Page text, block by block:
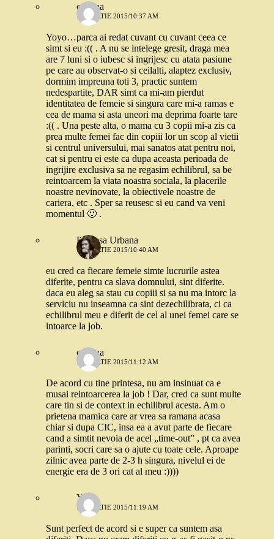
cristina
13 MARTIE 2015/10:37 AM
Yoyo…parca ai redat cuvant cu cuvant ceea ce
simt si eu :(( . A nu se intelege gresit, draga mea
are 7 luni si o iubesc si ingrijesc cu atata pasiune
pe care au observat-o si ceilalti, alaptez exclusiv,
dormim impreuna toti 3, practic suntem
nedespartite, DAR simt ca mi-am pierdut
identitatea de femeie si singura care mi-a ramas e
cea de mama si asta uneori ma deprima foarte tare
:(( . Una peste alta, o mama cu 3 copii mi-a zis ca
prea multe femei fac din copiii lor un scop al vietii
si centrul universului, mai sanatos atat pentru noi,
cat si pentru ei este ca dupa aceasta perioada de
ingrijire exclusiva sa ne regasim echilibrul, sa be
reintoarcem la viata noastra sociala, la placerile
noastre nevinovate, la obiectivele noastre de
cariera, etc . Sper sa reusesc si eu cand va veni
momentul 🙂 .
Printesa Urbana
13 MARTIE 2015/10:40 AM
eu cred ca fiecare femeie simte lucrurile astea
diferite, pentru ca slava domnului, sint diferite.
daca eu aleg sa stau cu copiii si sa nu ma intorc la
serviciu nu inseamna ca sint dezechilibrata, ci ca
echilibrul meu e diferit de cel al unei femei care se
intoarce la job.
cristina
13 MARTIE 2015/11:12 AM
De acord cu tine printesa, nu am insinuat ca e
musai reintoarcerea la job ! Dar, cred ca sunt multe
care tin si de context in echilibrul acesta. Am o
prietena mamica care ar vrea sa ramana acasa
chiar si dupa CIC, insa ea a avut parte de fiecare
cand a simtit nevoia de acel „time-out” , pt ca avea
parinti, socri care sa o ajute cu toate cele. Aproape
zilnic avea parte de 2-3 h singura, nivelul ei de
energie era de 3 ori cat al meu :))))
Yoyo
13 MARTIE 2015/11:19 AM
Sunt perfect de acord si e super ca suntem asa